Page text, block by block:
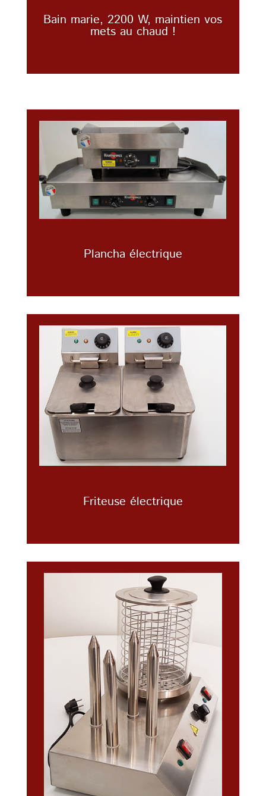
Bain marie, 2200 W, maintien vos
mets au chaud !
Plancha électrique
Friteuse électrique